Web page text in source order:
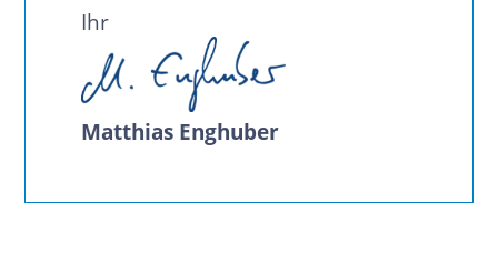
Ihr
Matthias Enghuber